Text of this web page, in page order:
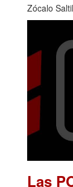
Zócalo
Las